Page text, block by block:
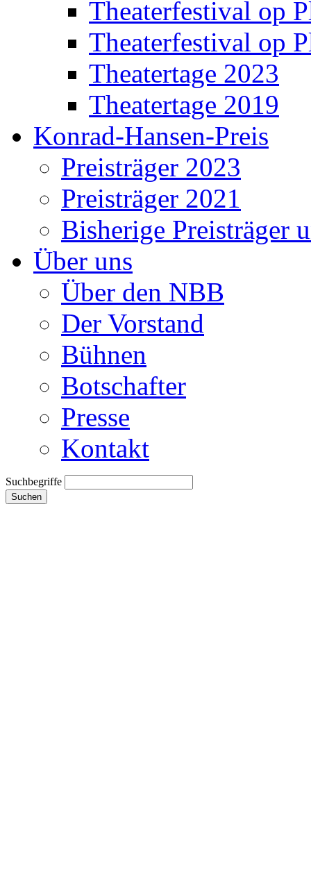
Theaterfestival op
Theaterfestival op
Theatertage 2023
Theatertage 2019
Konrad-Hansen-Preis
Preisträger 2023
Preisträger 2021
Bisherige Preisträger
Über uns
Über den NBB
Der Vorstand
Bühnen
Botschafter
Presse
Kontakt
Suchbegriffe
Suchen